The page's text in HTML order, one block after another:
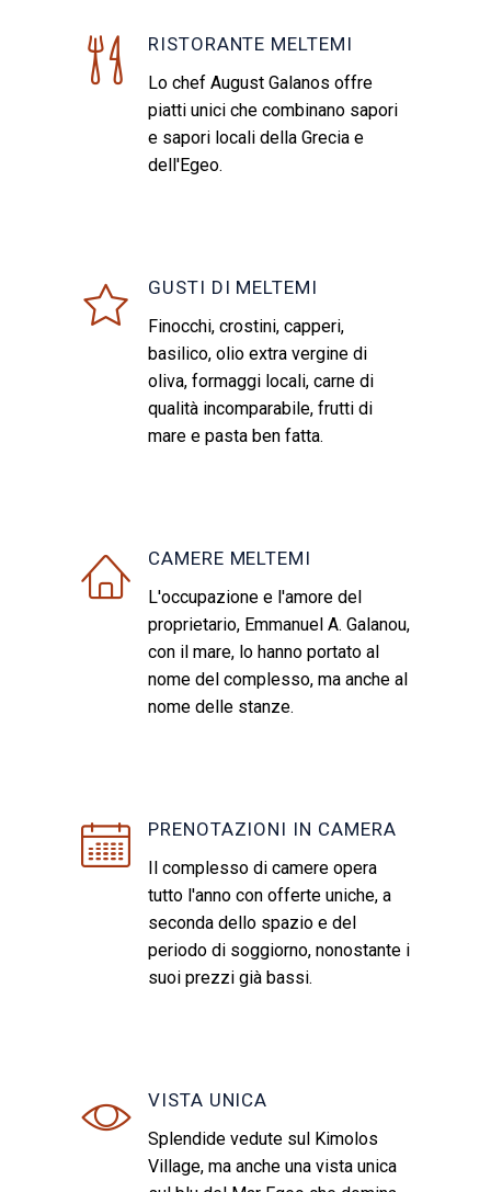
RISTORANTE MELTEMI
Lo chef August Galanos offre
piatti unici che combinano sapori
e sapori locali della Grecia e
dell'Egeo.
GUSTI DI MELTEMI
Finocchi, crostini, capperi,
basilico, olio extra vergine di
oliva, formaggi locali, carne di
qualità incomparabile, frutti di
mare e pasta ben fatta.
CAMERE MELTEMI
L'occupazione e l'amore del
proprietario, Emmanuel A. Galanou,
con il mare, lo hanno portato al
nome del complesso, ma anche al
nome delle stanze.
PRENOTAZIONI IN CAMERA
Il complesso di camere opera
tutto l'anno con offerte uniche, a
seconda dello spazio e del
periodo di soggiorno, nonostante i
suoi prezzi già bassi.
VISTA UNICA
Splendide vedute sul Kimolos
Village, ma anche una vista unica